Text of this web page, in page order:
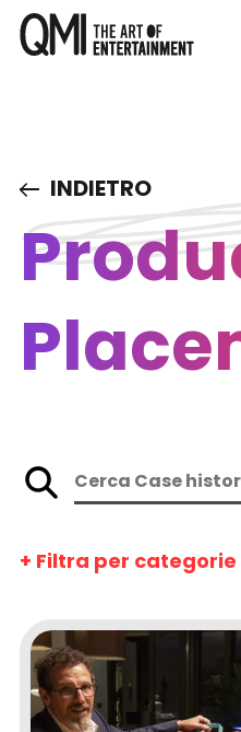
INDIETRO
+ Filtra per categorie